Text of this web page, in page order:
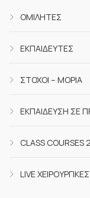
ΟΜΙΛΗΤΈΣ
ΕΚΠΑΙΔΕΥΤΈΣ
ΣΤΌΧΟΙ – ΜΌΡΙΑ
ΕΚΠΑΊΔΕΥΣΗ ΣΕ
CLASS COURSES
LIVE